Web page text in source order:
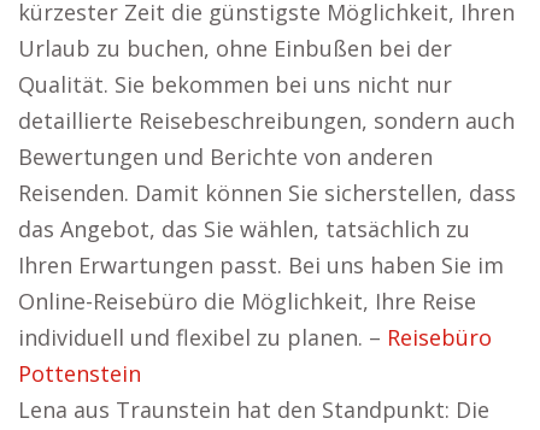
kürzester Zeit die günstigste Möglichkeit, Ihren
Urlaub zu buchen, ohne Einbußen bei der
Qualität. Sie bekommen bei uns nicht nur
detaillierte Reisebeschreibungen, sondern auch
Bewertungen und Berichte von anderen
Reisenden. Damit können Sie sicherstellen, dass
das Angebot, das Sie wählen, tatsächlich zu
Ihren Erwartungen passt. Bei uns haben Sie im
Online-Reisebüro die Möglichkeit, Ihre Reise
individuell und flexibel zu planen. – Reisebüro
Pottenstein
Lena aus Traunstein hat den Standpunkt: Die